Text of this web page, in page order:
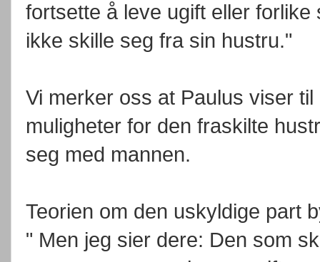
fortsette å leve ugift eller
ikke skille seg fra sin hustru."
Vi merker oss at Paulus viser
muligheter for den fraskilte
seg med mannen.
Teorien om den uskyldige part
" Men jeg sier dere: Den som